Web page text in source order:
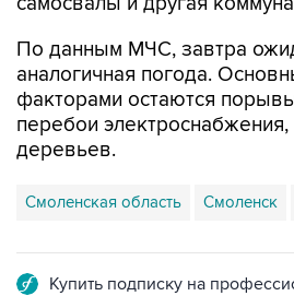
По данным МЧС, завтра
аналогичная погода.
факторами остаются
перебои
деревьев.
Смоленская область Смоленск
Купить подписку на